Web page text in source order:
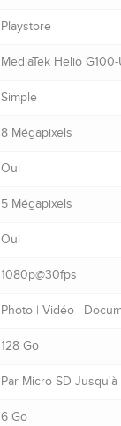
Playstore
MediaTek Helio
Simple
8 Mégapixels
Oui
5 Mégapixels
Oui
1080p@30fps
Photo | Vidéo |
128 Go
Par Micro SD Jusqu'à
6 Go